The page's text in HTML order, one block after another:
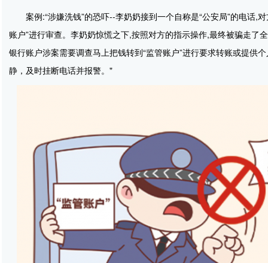
案例:“涉嫌洗钱”的恐吓--李奶奶接到一个自称是“公安局”的电话
账户”进行审查。李奶奶惊慌之下,按照对方的指示操作,最终被骗走
银行账户涉案需要调查马上把钱转到“监管账户”进行要求转账或提供
静，及时挂断电话并报警。"